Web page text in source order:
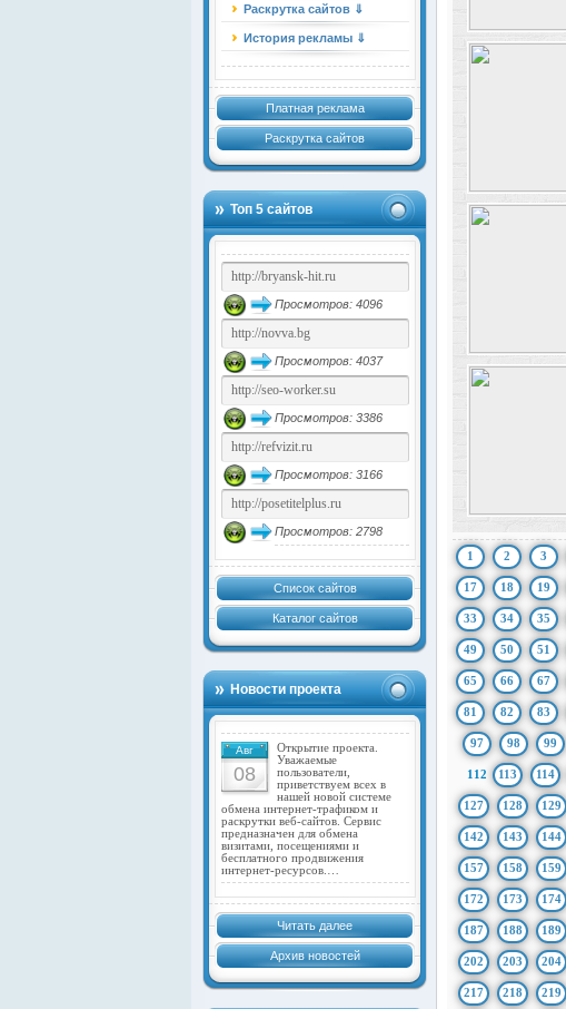
Раскрутка сайтов ⇓
История рекламы ⇓
Платная реклама
Раскрутка сайтов
Топ 5 сайтов
Просмотров: 4096
Просмотров: 4037
Просмотров: 3386
Просмотров: 3166
Просмотров: 2798
Список сайтов
Каталог сайтов
Новости проекта
Авг
08
Открытие проекта.
Уважаемые
пользователи,
приветствуем всех в
нашей новой системе
обмена интернет-трафиком и
раскрутки веб-сайтов. Сервис
предназначен для обмена
визитами, посещениями и
бесплатного продвижения
интернет-ресурсов.…
Читать далее
Архив новостей
1 2 3
17 18 19
33 34 35
49 50 51
65 66 67
81 82 83
97 98 99
112 113 114
127 128 129
142 143 144
157 158 159
172 173 174
187 188 189
202 203 204
217 218 219